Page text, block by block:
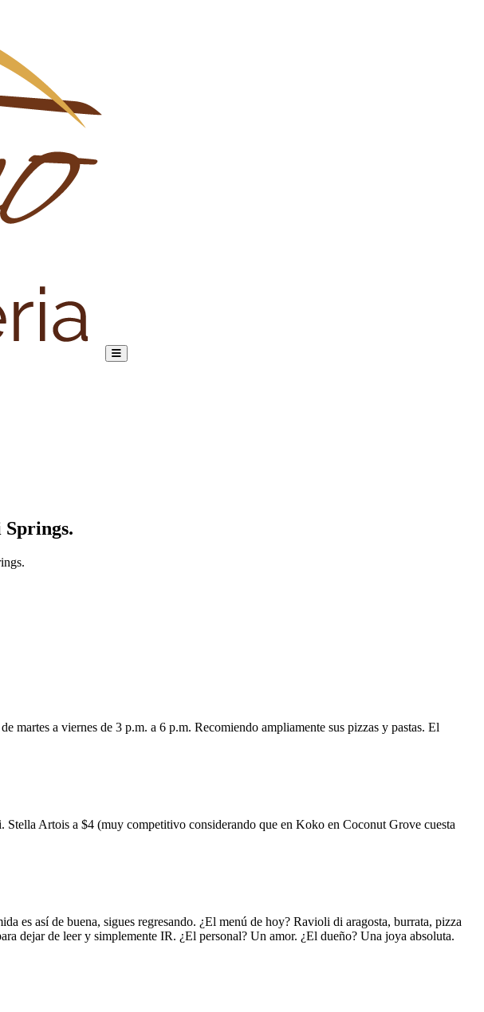
a viernes de 3 p.m. a 6 p.m. Recomiendo ampliamente sus pizzas y pastas. El
Artois a $4 (muy competitivo considerando que en Koko en Coconut Grove cuesta
es así de buena, sigues regresando. ¿El menú de hoy? Ravioli di aragosta, burrata, pizza
dejar de leer y simplemente IR. ¿El personal? Un amor. ¿El dueño? Una joya absoluta.